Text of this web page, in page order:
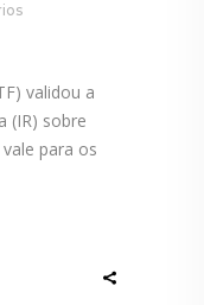
validou a
(IR) sobre
para os